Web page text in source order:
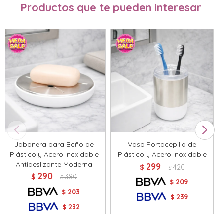
Productos que te pueden interesar
Jabonera para Baño de
Plástico y Acero Inoxidable
Antideslizante Moderna
$ 290 $ 380
$ 203
$ 232
Vaso Portacepillo de
Plástico y Acero Inoxidable
$ 299 $ 420
$ 209
$ 239